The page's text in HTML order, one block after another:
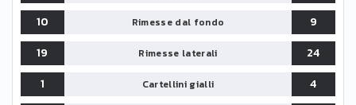
10
Rimesse dal fondo
9
19
Rimesse laterali
24
1
Cartellini gialli
4